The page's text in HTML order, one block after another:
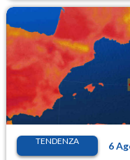
TENDENZA 6